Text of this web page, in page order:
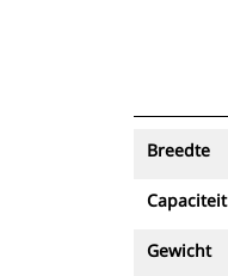
Breedte
Capaciteit
Gewicht